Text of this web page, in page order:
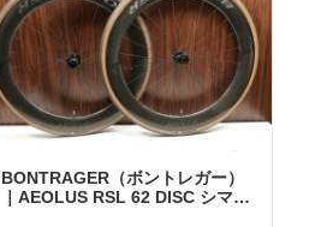
BONTRAGER（ボントレガー）
｜AEOLUS RSL 62 DISC シマノ